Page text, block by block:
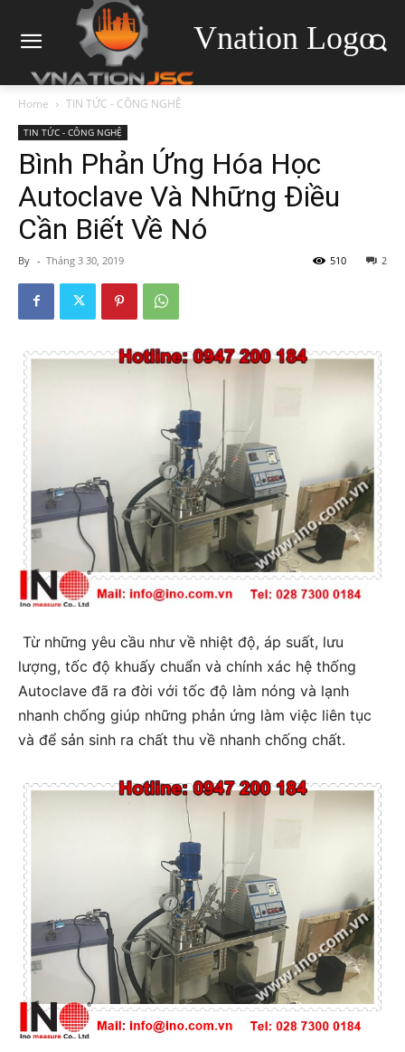
Vnation Logo
Home TIN TỨC - CÔNG NGHỆ
TIN TỨC - CÔNG NGHỆ
Bình Phản Ứng Hóa Học
Autoclave Và Những Điều
Cần Biết Về Nó
By - Tháng 3 30, 2019 2
510
Từ những yêu cầu như về nhiệt độ, áp suất, lưu
lượng, tốc độ khuấy chuẩn và chính xác hệ thống
Autoclave đã ra đời với tốc độ làm nóng và lạnh
nhanh chống giúp những phản ứng làm việc liên tục
và để sản sinh ra chất thu về nhanh chống chất.